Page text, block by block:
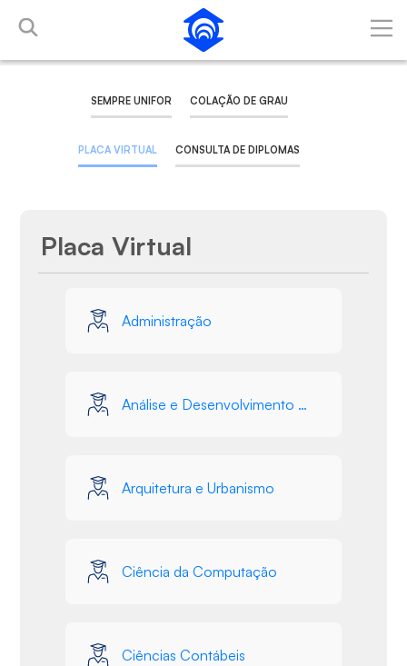
Pular para o Conteúdo principal
SEMPRE UNIFOR COLAÇÃO DE GRAU
PLACA VIRTUAL CONSULTA DE DIPLOMAS
Placa Virtual
Administração
Análise e Desenvolvimento de Sistemas
Arquitetura e Urbanismo
Ciência da Computação
Ciências Contábeis